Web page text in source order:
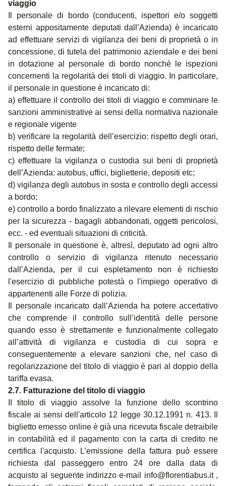
viaggio
Il personale di bordo (conducenti, ispettori e/o soggetti
esterni appositamente deputati dall’Azienda) è incaricato
ad effettuare servizi di vigilanza dei beni di proprietà o in
concessione, di tutela del patrimonio aziendale e dei beni
in dotazione al personale di bordo nonché
le ispezioni
concernenti la regolarità dei titoli di viaggio. In particolare,
il personale in questione è incaricato di:
a) effettuare il controllo dei titoli di viaggio e comminare le
sanzioni amministrative ai sensi della normativa nazionale
e regionale vigente
b) verificare la regolarità dell’esercizio: rispetto degli orari,
rispetto delle fermate;
c) effettuare la vigilanza o custodia sui beni di proprietà
dell’Azienda: autobus, uffici, biglietterie, depositi etc;
d) vigilanza degli autobus in sosta e controllo degli accessi
a bordo;
e) controllo a bordo finalizzato a rilevare elementi di rischio
per la sicurezza - bagagli abbandonati, oggetti pericolosi,
ecc. - ed eventuali situazioni di criticità.
Il personale in questione è, altresì, deputato ad ogni altro
controllo o servizio di vigilanza ritenuto necessario
dall’Azienda, per il cui espletamento non è richiesto
l'esercizio di pubbliche potestà o l'impiego operativo di
appartenenti alle Forze di polizia.
Il personale incaricato dall’Azienda ha potere accertativo
che comprende il controllo sull’identità delle persone
quando esso è strettamente e funzionalmente collegato
all’attività di vigilanza e custodia di cui sopra e
conseguentemente a elevare sanzioni che, nel caso di
regolarizzazione del titolo di viaggio è pari al doppio della
tariffa evasa.
2.7. Fatturazione del titolo di viaggio
II titolo di viaggio assolve la funzione dello scontrino
fiscale ai sensi dell'articolo 12 legge 30.12.1991 n. 413. Il
biglietto emesso online è già una ricevuta fiscale detraibile
in contabilità ed il pagamento con la carta di credito ne
certifica l'acquisto. L’emissione della fattura può essere
richiesta dal passeggero entro 24 ore dalla data di
acquisto al seguente indirizzo e-mail info@florentiabus.it,